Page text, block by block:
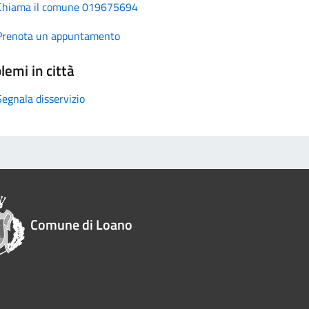
il comune 019675694
un appuntamento
in città
disservizio
Comune di Loano